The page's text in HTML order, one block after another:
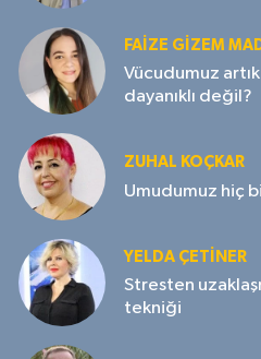
FAIZE GIZEM
Vücudumuz
dayanıklı değil?
ZUHAL KOÇKAR
Umudumuz hiç
YELDA ÇETİNER
Stresten
tekniği